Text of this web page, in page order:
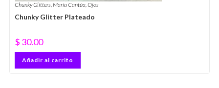
Chunky Glitters, María Cantúa, Ojos
Chunky Glitter Plateado
$ 30.00
Añadir al carrito